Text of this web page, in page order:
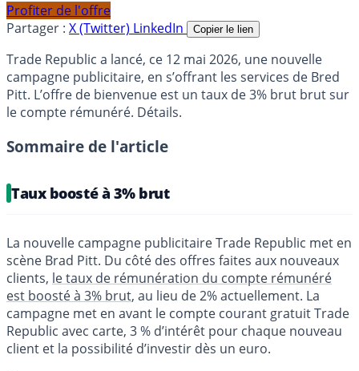
Profiter de l'offre
Partager : X (Twitter) LinkedIn Copier le lien
Trade Republic a lancé, ce 12 mai 2026, une nouvelle
campagne publicitaire, en s’offrant les services de Bred
Pitt. L’offre de bienvenue est un taux de 3% brut brut sur
le compte rémunéré. Détails.
Sommaire de l'article
Taux boosté à 3% brut
La nouvelle campagne publicitaire Trade Republic met en
scène Brad Pitt. Du côté des offres faites aux nouveaux
clients, le taux de rémunération du compte rémunéré
est boosté à 3% brut, au lieu de 2% actuellement. La
campagne met en avant le compte courant gratuit Trade
Republic avec carte, 3 % d’intérêt pour chaque nouveau
client et la possibilité d’investir dès un euro.